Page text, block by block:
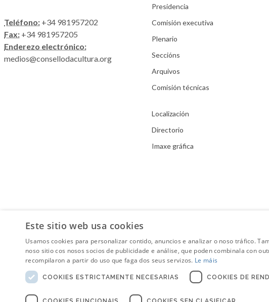
Teléfono: +34 981957202
Fax: +34 981957205
Enderezo electrónico:
medios@consellodacultura.org
Presidencia
Comisión executiva
Plenario
Seccións
Arquivos
Comisión técnicas
Localización
Directorio
Imaxe gráfica
Este sitio web usa cookies
Usamos cookies para personalizar contido, anuncios e analizar o noso tráfico.
noso sitio cos nosos socios de publicidade e análise, que poden combinala con
recompilaron a partir do uso que faga dos seus servizos. Le máis
COOKIES ESTRICTAMENTE NECESARIAS COOKIES DE